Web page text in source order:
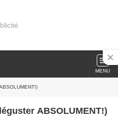
MENU
ABSOLUMENT!)